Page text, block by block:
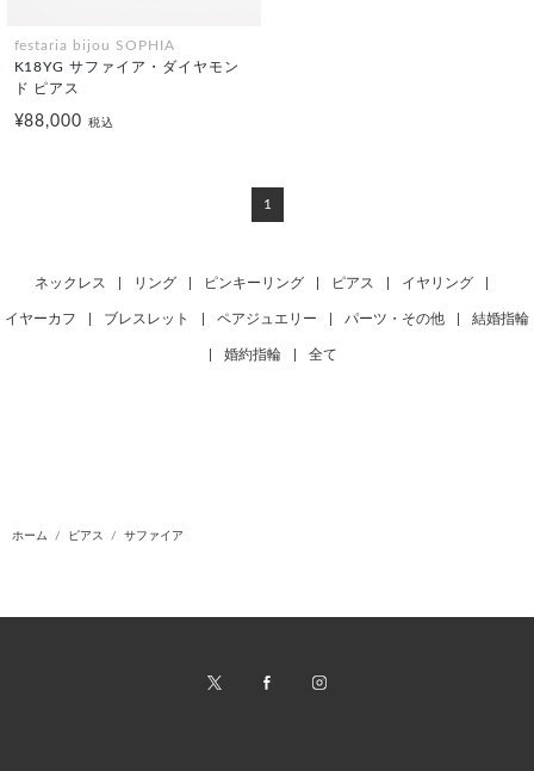
festaria bijou SOPHIA
K18YG サファイア・ダイヤモン
ド ピアス
¥88,000税込
1
ネックレス リング ピンキーリング ピアス イヤリング
イヤーカフ ブレスレット ペアジュエリー パーツ・その他 結婚指輪
婚約指輪 全て
ホーム ピアス サファイア